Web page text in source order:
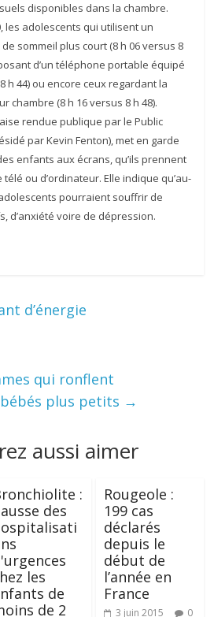
disponibles dans la chambre.
les adolescents qui utilisent un
sommeil plus court (8 h 06 versus 8
d’un téléphone portable équipé
h 44) ou encore ceux regardant la
chambre (8 h 16 versus 8 h 48).
rendue publique par le Public
par Kevin Fenton), met en garde
enfants aux écrans, qu’ils prennent
ou d’ordinateur. Elle indique qu’au-
pourraient souffrir de
d’anxiété voire de dépression.
d’énergie
qui ronflent
plus petits →
aussi aimer
:
des
les
de
de 2
Rougeole :
199 cas
déclarés
depuis le
début de
l’année en
France
3 juin 2015 0